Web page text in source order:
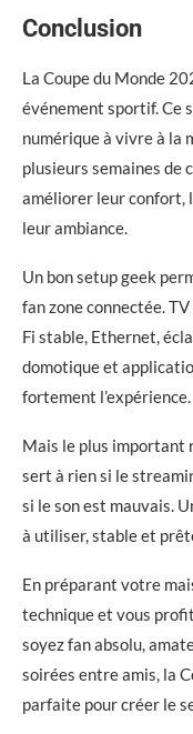
Conclusion
La Coupe du Monde
événement sportif. Ce
numérique à vivre à la
plusieurs semaines de
améliorer leur confort,
leur ambiance.
Un bon setup geek
fan zone connectée.
Fi stable, Ethernet,
domotique et
fortement l’expérience.
Mais le plus important
sert à rien si le
si le son est mauvais.
à utiliser, stable et
En préparant votre
technique et vous
soyez fan absolu,
soirées entre amis, la
parfaite pour créer le